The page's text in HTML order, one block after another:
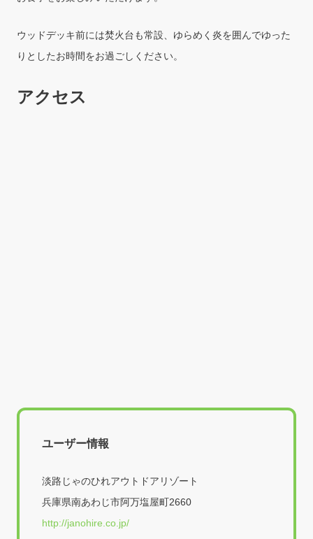
ウッドデッキ前には焚火台も常設、ゆらめく炎を囲んでゆった
りとしたお時間をお過ごしください。
アクセス
ユーザー情報
淡路じゃのひれアウトドアリゾート
兵庫県南あわじ市阿万塩屋町2660
http://janohire.co.jp/